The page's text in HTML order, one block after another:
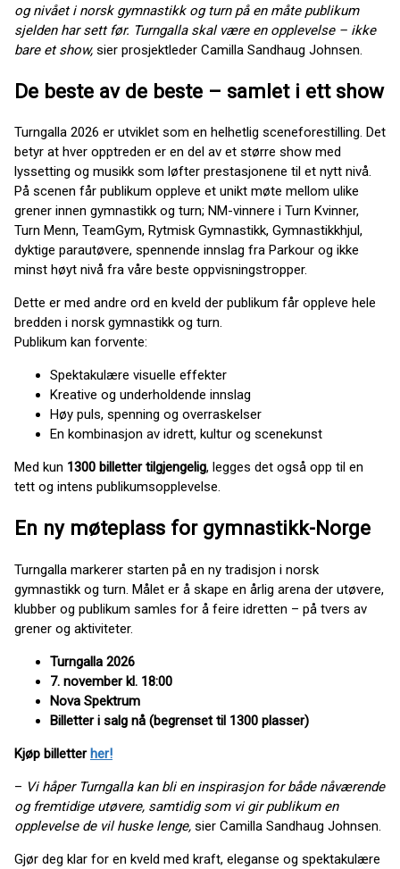
og nivået i norsk gymnastikk og turn på en måte publikum
sjelden har sett før. Turngalla skal være en opplevelse – ikke
bare et show, sier prosjektleder Camilla Sandhaug Johnsen.
De beste av de beste – samlet i ett show
Turngalla 2026 er utviklet som en helhetlig sceneforestilling. Det
betyr at hver opptreden er en del av et større show med
lyssetting og musikk som løfter prestasjonene til et nytt nivå.
På scenen får publikum oppleve et unikt møte mellom ulike
grener innen gymnastikk og turn; NM-vinnere i Turn Kvinner,
Turn Menn, TeamGym, Rytmisk Gymnastikk, Gymnastikkhjul,
dyktige parautøvere, spennende innslag fra Parkour og ikke
minst høyt nivå fra våre beste oppvisningstropper.
Dette er med andre ord en kveld der publikum får oppleve hele
bredden i norsk gymnastikk og turn.
Publikum kan forvente:
Spektakulære visuelle effekter
Kreative og underholdende innslag
Høy puls, spenning og overraskelser
En kombinasjon av idrett, kultur og scenekunst
Med kun 1300 billetter tilgjengelig, legges det også opp til en
tett og intens publikumsopplevelse.
En ny møteplass for gymnastikk-Norge
Turngalla markerer starten på en ny tradisjon i norsk
gymnastikk og turn. Målet er å skape en årlig arena der utøvere,
klubber og publikum samles for å feire idretten – på tvers av
grener og aktiviteter.
Turngalla 2026
7. november kl. 18:00
Nova Spektrum
Billetter i salg nå (begrenset til 1300 plasser)
Kjøp billetter her!
– Vi håper Turngalla kan bli en inspirasjon for både nåværende
og fremtidige utøvere, samtidig som vi gir publikum en
opplevelse de vil huske lenge, sier Camilla Sandhaug Johnsen.
Gjør deg klar for en kveld med kraft, eleganse og spektakulære